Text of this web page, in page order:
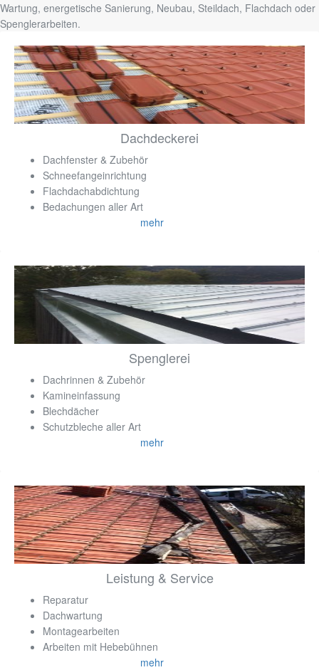
Wartung, energetische Sanierung, Neubau, Steildach, Flachdach oder
Spenglerarbeiten.
Dachdeckerei
Dachfenster & Zubehör
Schneefangeinrichtung
Flachdachabdichtung
Bedachungen aller Art
mehr
Spenglerei
Dachrinnen & Zubehör
Kamineinfassung
Blechdächer
Schutzbleche aller Art
mehr
Leistung & Service
Reparatur
Dachwartung
Montagearbeiten
Arbeiten mit Hebebühnen
mehr